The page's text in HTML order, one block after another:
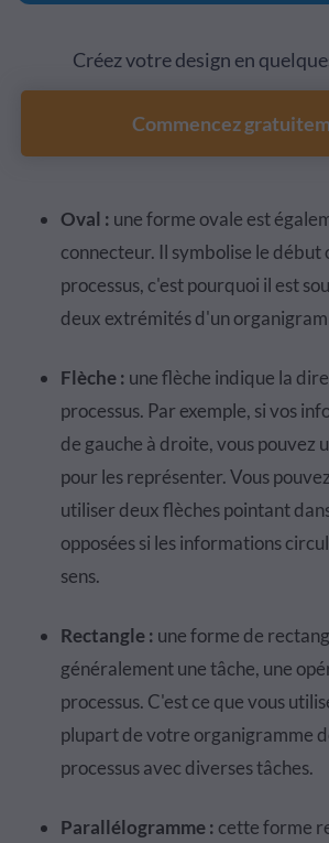
Créez votre design en
Commencez
Oval : une forme ovale est
connecteur. Il symbolise le début
processus, c'est pourquoi il est
deux extrémités d'un
Flèche : une flèche indique la
processus. Par exemple, si vos
de gauche à droite, vous pouvez
pour les représenter. Vous
utiliser deux flèches pointant
opposées si les informations
sens.
Rectangle : une forme de
généralement une tâche, une
processus. C'est ce que vous
plupart de votre organigramme
processus avec diverses tâches.
Parallélogramme : cette forme